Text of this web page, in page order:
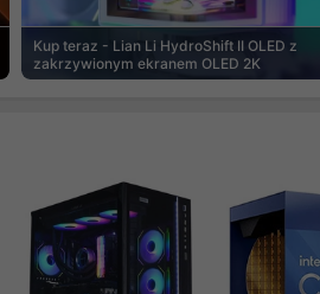
Kup teraz - Lian Li HydroShift II OLED z
zakrzywionym ekranem OLED 2K